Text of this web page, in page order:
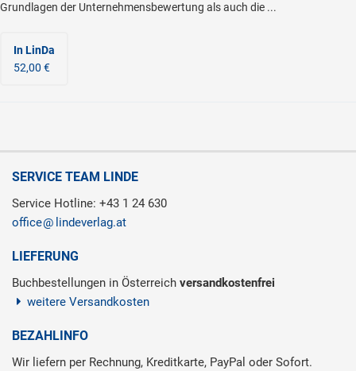
Grundlagen der Unternehmensbewertung als auch die ...
In LinDa
52,00 €
SERVICE TEAM LINDE
Service Hotline: +43 1 24 630
office
lindeverlag.at
LIEFERUNG
Buchbestellungen in Österreich versandkostenfrei
weitere Versandkosten
BEZAHLINFO
Wir liefern per Rechnung, Kreditkarte, PayPal oder Sofort.